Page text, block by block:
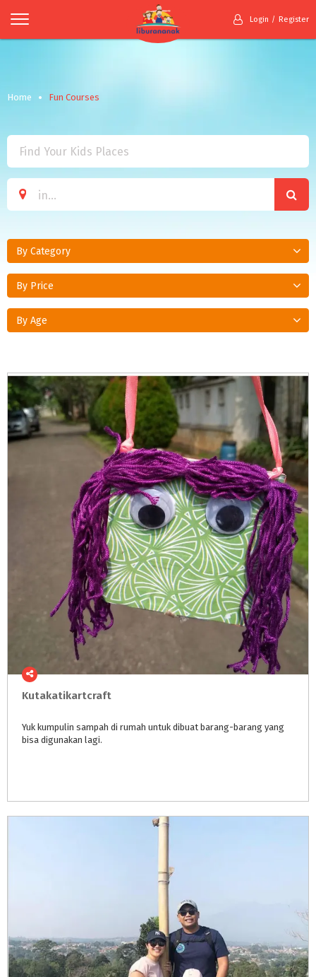
Login Register
Home Fun Courses
By Category
By Price
By Age
Kutakatikartcraft
Yuk kumpulin sampah di rumah untuk dibuat barang-barang yang
bisa digunakan lagi.